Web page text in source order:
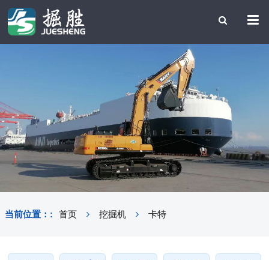
当前位置：: 首页 挖掘机 卡特